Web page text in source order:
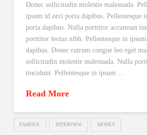
Donec sollicitudin molestie malesuada.
ipsum id orci porta dapibus. Pellentesque
porta dapibus. Nulla porttitor accumsan
porttitor lectus nibh. Pellentesque in
dapibus. Donec rutrum congue leo eget
sollicitudin molestie malesuada. Nulla
tincidunt. Pellentesque in ipsum …
Read More
FAMOUS INTERVIEW MONEY